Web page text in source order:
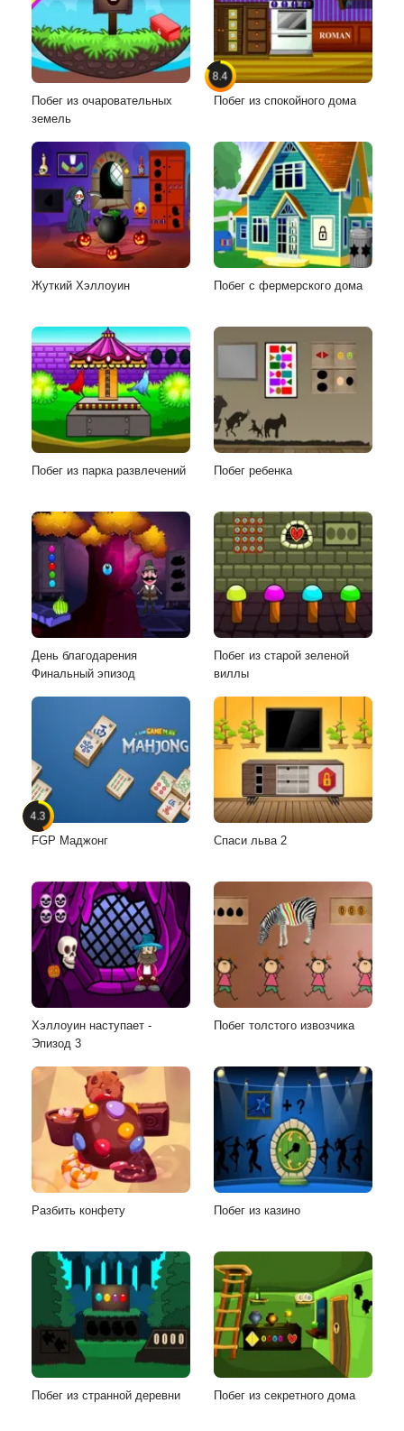
Побег из очаровательных
земель
8.4
Побег из спокойного дома
Жуткий Хэллоуин Побег с фермерского дома
Побег из парка развлечений Побег ребенка
День благодарения
Финальный эпизод
Побег из старой зеленой
виллы
4.3
FGP Маджонг Спаси льва 2
Хэллоуин наступает -
Эпизод 3
Побег толстого извозчика
Разбить конфету Побег из казино
Побег из странной деревни Побег из секретного дома